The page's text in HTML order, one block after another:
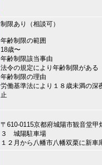
制限あり（相談可）
年齢制限の範囲
18歳〜
年齢制限該当事由
法令の規定により年齢制限がある
年齢制限の理由
労働基準法により１８歳未満の深
止
〒610-0115京都府城陽市観音堂甲
３ 城陽駐車場
１２月から八幡市八幡双栗に新車